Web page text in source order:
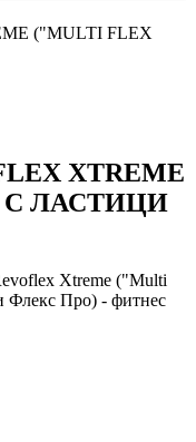
XTREME
С ЛАСТИЦИ
Xtreme ("Multi
Флекс Про) - фитнес